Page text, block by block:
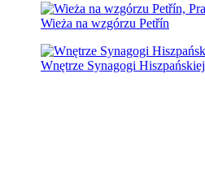
Wieża na wzgórzu Petřín
Wnętrze Synagogi Hiszpańskiej